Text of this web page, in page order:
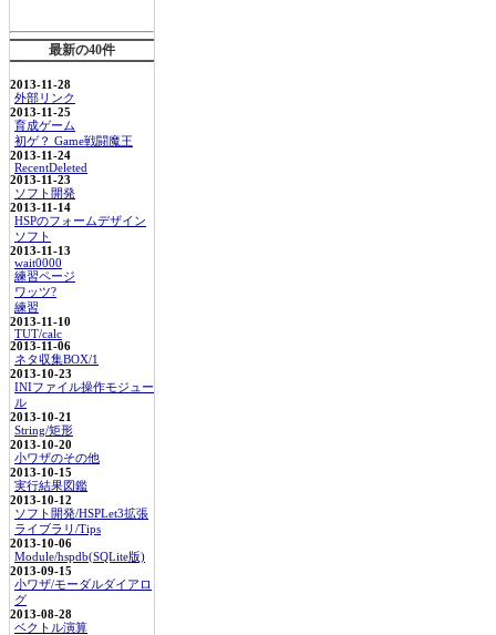
最新の40件
2013-11-28
外部リンク
2013-11-25
育成ゲーム
初ゲ？ Game戦闘魔王
2013-11-24
RecentDeleted
2013-11-23
ソフト開発
2013-11-14
HSPのフォームデザイン
ソフト
2013-11-13
wait0000
練習ページ
ワッツ?
練習
2013-11-10
TUT/calc
2013-11-06
ネタ収集BOX/1
2013-10-23
INIファイル操作モジュー
ル
2013-10-21
String/矩形
2013-10-20
小ワザのその他
2013-10-15
実行結果図鑑
2013-10-12
ソフト開発/HSPLet3拡張
ライブラリ/Tips
2013-10-06
Module/hspdb(SQLite版)
2013-09-15
小ワザ/モーダルダイアロ
グ
2013-08-28
ベクトル演算